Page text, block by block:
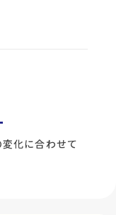
化に合わせて